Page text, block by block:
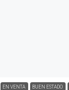
EN VENTA BUEN ESTADO